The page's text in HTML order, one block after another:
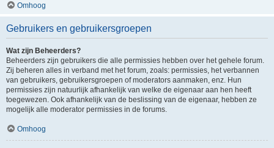
Omhoog
Gebruikers en gebruikersgroepen
Wat zijn Beheerders?
Beheerders zijn gebruikers die alle permissies hebben over het gehele forum.
Zij beheren alles in verband met het forum, zoals: permissies, het verbannen
van gebruikers, gebruikersgroepen of moderators aanmaken, enz. Hun
permissies zijn natuurlijk afhankelijk van welke de eigenaar aan hen heeft
toegewezen. Ook afhankelijk van de beslissing van de eigenaar, hebben ze
mogelijk alle moderator permissies in de forums.
Omhoog